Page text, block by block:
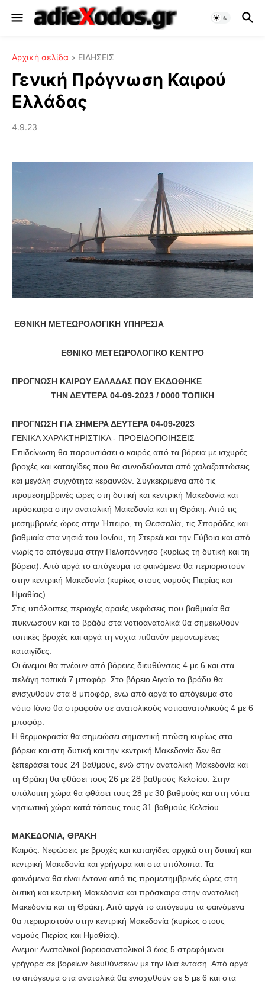
Αρχική σελίδα ΕΙΔΗΣΕΙΣ
Γενική Πρόγνωση Καιρού
Ελλάδας
4.9.23
ΕΘΝΙΚΗ ΜΕΤΕΩΡΟΛΟΓΙΚΗ ΥΠΗΡΕΣΙΑ
ΕΘΝΙΚΟ ΜΕΤΕΩΡΟΛΟΓΙΚΟ ΚΕΝΤΡΟ
ΠΡΟΓΝΩΣΗ ΚΑΙΡΟΥ ΕΛΛΑΔΑΣ ΠΟΥ ΕΚΔΟΘΗΚΕ
ΤΗΝ ΔΕΥΤΕΡΑ 04-09-2023 / 0000 ΤΟΠΙΚΗ
ΠΡΟΓΝΩΣΗ ΓΙΑ ΣΗΜΕΡΑ ΔΕΥΤΕΡΑ 04-09-2023
ΓΕΝΙΚΑ ΧΑΡΑΚΤΗΡΙΣΤΙΚΑ - ΠΡΟΕΙΔΟΠΟΙΗΣΕΙΣ
Επιδείνωση θα παρουσιάσει ο καιρός από τα βόρεια με ισχυρές
βροχές και καταιγίδες που θα συνοδεύονται από χαλαζοπτώσεις
και μεγάλη συχνότητα κεραυνών. Συγκεκριμένα από τις
προμεσημβρινές ώρες στη δυτική και κεντρική Μακεδονία και
πρόσκαιρα στην ανατολική Μακεδονία και τη Θράκη. Από τις
μεσημβρινές ώρες στην Ήπειρο, τη Θεσσαλία, τις Σποράδες και
βαθμιαία στα νησιά του Ιονίου, τη Στερεά και την Εύβοια και από
νωρίς το απόγευμα στην Πελοπόννησο (κυρίως τη δυτική και τη
βόρεια). Από αργά το απόγευμα τα φαινόμενα θα περιοριστούν
στην κεντρική Μακεδονία (κυρίως στους νομούς Πιερίας και
Ημαθίας).
Στις υπόλοιπες περιοχές αραιές νεφώσεις που βαθμιαία θα
πυκνώσουν και το βράδυ στα νοτιοανατολικά θα σημειωθούν
τοπικές βροχές και αργά τη νύχτα πιθανόν μεμονωμένες
καταιγίδες.
Οι άνεμοι θα πνέουν από βόρειες διευθύνσεις 4 με 6 και στα
πελάγη τοπικά 7 μποφόρ. Στο βόρειο Αιγαίο το βράδυ θα
ενισχυθούν στα 8 μποφόρ, ενώ από αργά το απόγευμα στο
νότιο Ιόνιο θα στραφούν σε ανατολικούς νοτιοανατολικούς 4 με 6
μποφόρ.
Η θερμοκρασία θα σημειώσει σημαντική πτώση κυρίως στα
βόρεια και στη δυτική και την κεντρική Μακεδονία δεν θα
ξεπεράσει τους 24 βαθμούς, ενώ στην ανατολική Μακεδονία και
τη Θράκη θα φθάσει τους 26 με 28 βαθμούς Κελσίου. Στην
υπόλοιπη χώρα θα φθάσει τους 28 με 30 βαθμούς και στη νότια
νησιωτική χώρα κατά τόπους τους 31 βαθμούς Κελσίου.
ΜΑΚΕΔΟΝΙΑ, ΘΡΑΚΗ
Καιρός: Νεφώσεις με βροχές και καταιγίδες αρχικά στη δυτική και
κεντρική Μακεδονία και γρήγορα και στα υπόλοιπα. Τα
φαινόμενα θα είναι έντονα από τις προμεσημβρινές ώρες στη
δυτική και κεντρική Μακεδονία και πρόσκαιρα στην ανατολική
Μακεδονία και τη Θράκη. Από αργά το απόγευμα τα φαινόμενα
θα περιοριστούν στην κεντρική Μακεδονία (κυρίως στους
νομούς Πιερίας και Ημαθίας).
Ανεμοι: Ανατολικοί βορειοανατολικοί 3 έως 5 στρεφόμενοι
γρήγορα σε βορείων διευθύνσεων με την ίδια ένταση. Από αργά
το απόγευμα στα ανατολικά θα ενισχυθούν σε 5 με 6 και στα